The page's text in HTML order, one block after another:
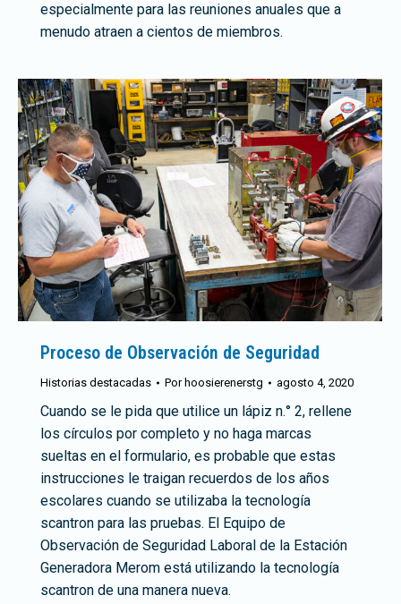
especialmente para las reuniones anuales que a
menudo atraen a cientos de miembros.
Proceso de Observación de Seguridad
Historias destacadas Por hoosierenerstg agosto 4, 2020
Cuando se le pida que utilice un lápiz n.° 2, rellene
los círculos por completo y no haga marcas
sueltas en el formulario, es probable que estas
instrucciones le traigan recuerdos de los años
escolares cuando se utilizaba la tecnología
scantron para las pruebas. El Equipo de
Observación de Seguridad Laboral de la Estación
Generadora Merom está utilizando la tecnología
scantron de una manera nueva.